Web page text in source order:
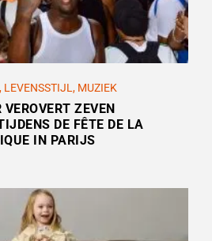
, LEVENSSTIJL, MUZIEK
VEROVERT ZEVEN
DE FÊTE DE LA
IN PARIJS